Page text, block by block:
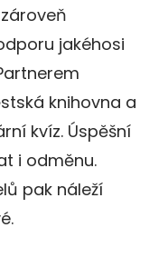
jakéhosi
knihovna a
kvíz. Úspěšní
i odměnu.
pak náleží